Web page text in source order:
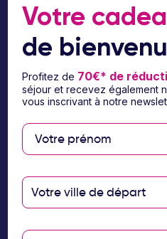
Paiement sécurisé
Votre
de
Profitez de 70€* de
séjour et recevez également
vous inscrivant à notre
Votre ville de départ